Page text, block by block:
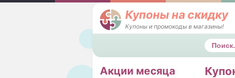
Купоны на скидку
Купоны и промокоды в магазины!
Поиск
Акции месяца